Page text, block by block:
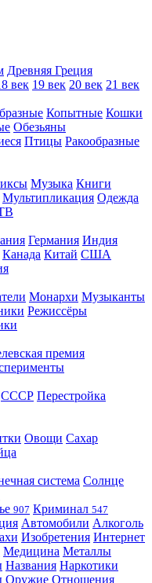
Древняя Греция
век 19 век 20 век 21 век
Копытные Кошки
Обезьяны
Птицы Ракообразные
Музыка Книги
Мультипликация Одежда
Германия Индия
Канада Китай США
Монархи Музыканты
Режиссёры
премия
СССР Перестройка
Овощи Сахар
система Солнце
907 Криминал 547
Автомобили Алкоголь
Изобретения Интернет
Медицина Металлы
Названия Наркотики
Оружие Отношения